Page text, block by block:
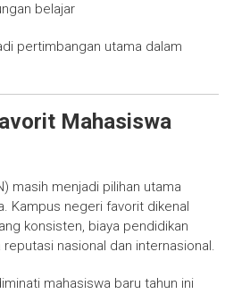
belajar
pertimbangan utama dalam
Mahasiswa
masih menjadi pilihan utama
Kampus negeri favorit dikenal
konsisten, biaya pendidikan
nasional dan internasional.
mahasiswa baru tahun ini